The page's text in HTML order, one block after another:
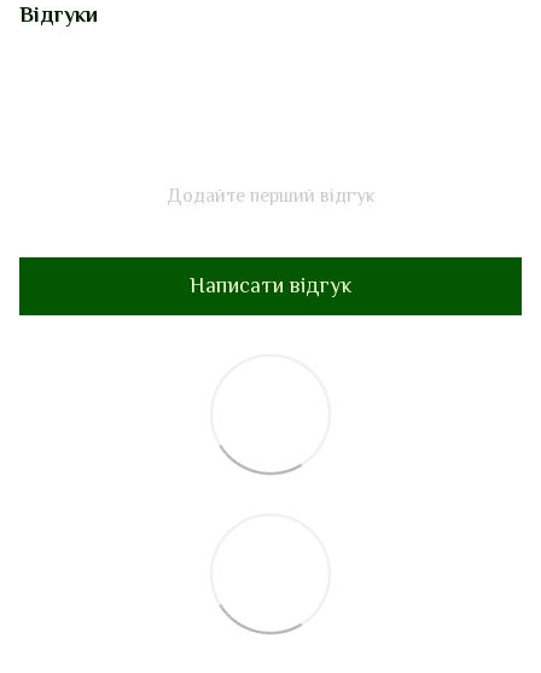
Відгуки
Додайте перший відгук
Написати відгук